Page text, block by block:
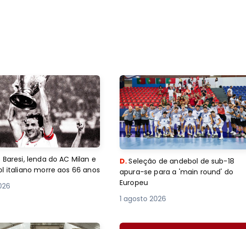
Baresi, lenda do AC Milan e
italiano morre aos 66 anos
D.Seleção de andebol de sub-18
apura-se para a 'main round' do
Europeu
1 agosto 2026